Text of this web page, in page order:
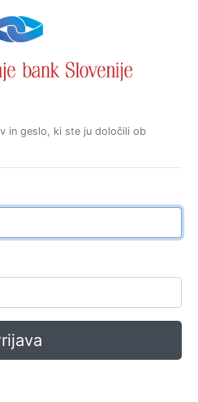
in geslo, ki ste ju določili ob